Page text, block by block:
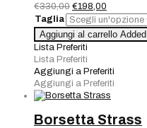
€330,00 Il
prezzo
originale
era:
€330,00.
€198,00
prezzo
attuale
è:
Taglia
Giacca
blu
bordo
bianco
quantità
Aggiungi al carrello Added
Lista Preferiti
Lista Preferiti
Aggiungi a Preferiti
Aggiungi a Preferiti
Borsetta Strass